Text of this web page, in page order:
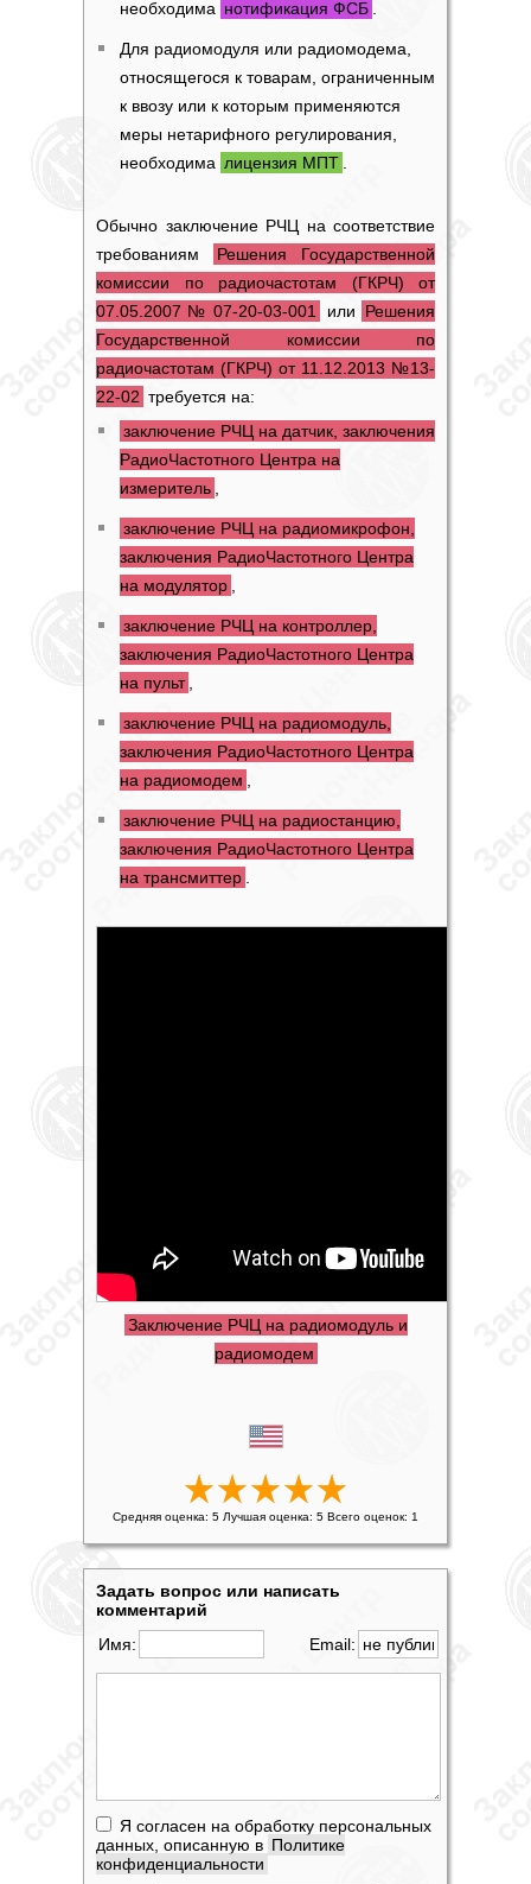
необходима нотификация ФСБ
Для радиомодуля или радиомодема,
относящегося к товарам, ограниченным
к ввозу или к которым применяются
меры нетарифного регулирования,
необходима лицензия МПТ
Обычно заключение РЧЦ на соответствие
требованиям
Решения Государственной
комиссии по радиочастотам (ГКРЧ) от
07.05.2007 № 07-20-03-001
или
Решения
Государственной комиссии по
радиочастотам (ГКРЧ) от 11.12.2013 №13-
22-02 требуется на:
заключение РЧЦ на датчик, заключения
РадиоЧастотного Центра на
измеритель
заключение РЧЦ на радиомикрофон,
заключения РадиоЧастотного Центра
на модулятор
заключение РЧЦ на контроллер,
заключения РадиоЧастотного Центра
на пульт
заключение РЧЦ на радиомодуль,
заключения РадиоЧастотного Центра
на радиомодем
заключение РЧЦ на радиостанцию,
заключения РадиоЧастотного Центра
на трансмиттер
Заключение РЧЦ на радиомодуль и
радиомодем
Средняя оценка: 5 Лучшая оценка: 5 Всего оценок: 1
Задать вопрос или написать
комментарий
Имя:
Email:
Я согласен на обработку персональных
данных, описанную в Политике
конфиденциальности